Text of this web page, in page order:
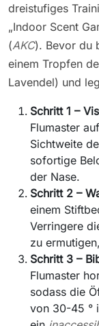
dreistufiges
„Indoor Scent
(AKC). Bevor du
einem Tropfen
Lavendel) und
Schritt 1 –
Flumaster
Sichtweite
sofortige
der Nase.
Schritt 2 –
einem
Verringere
zu
Schritt 3 –
Flumaster
sodass die
von 30-45 °